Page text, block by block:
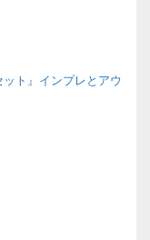
ト』インプレとアウ